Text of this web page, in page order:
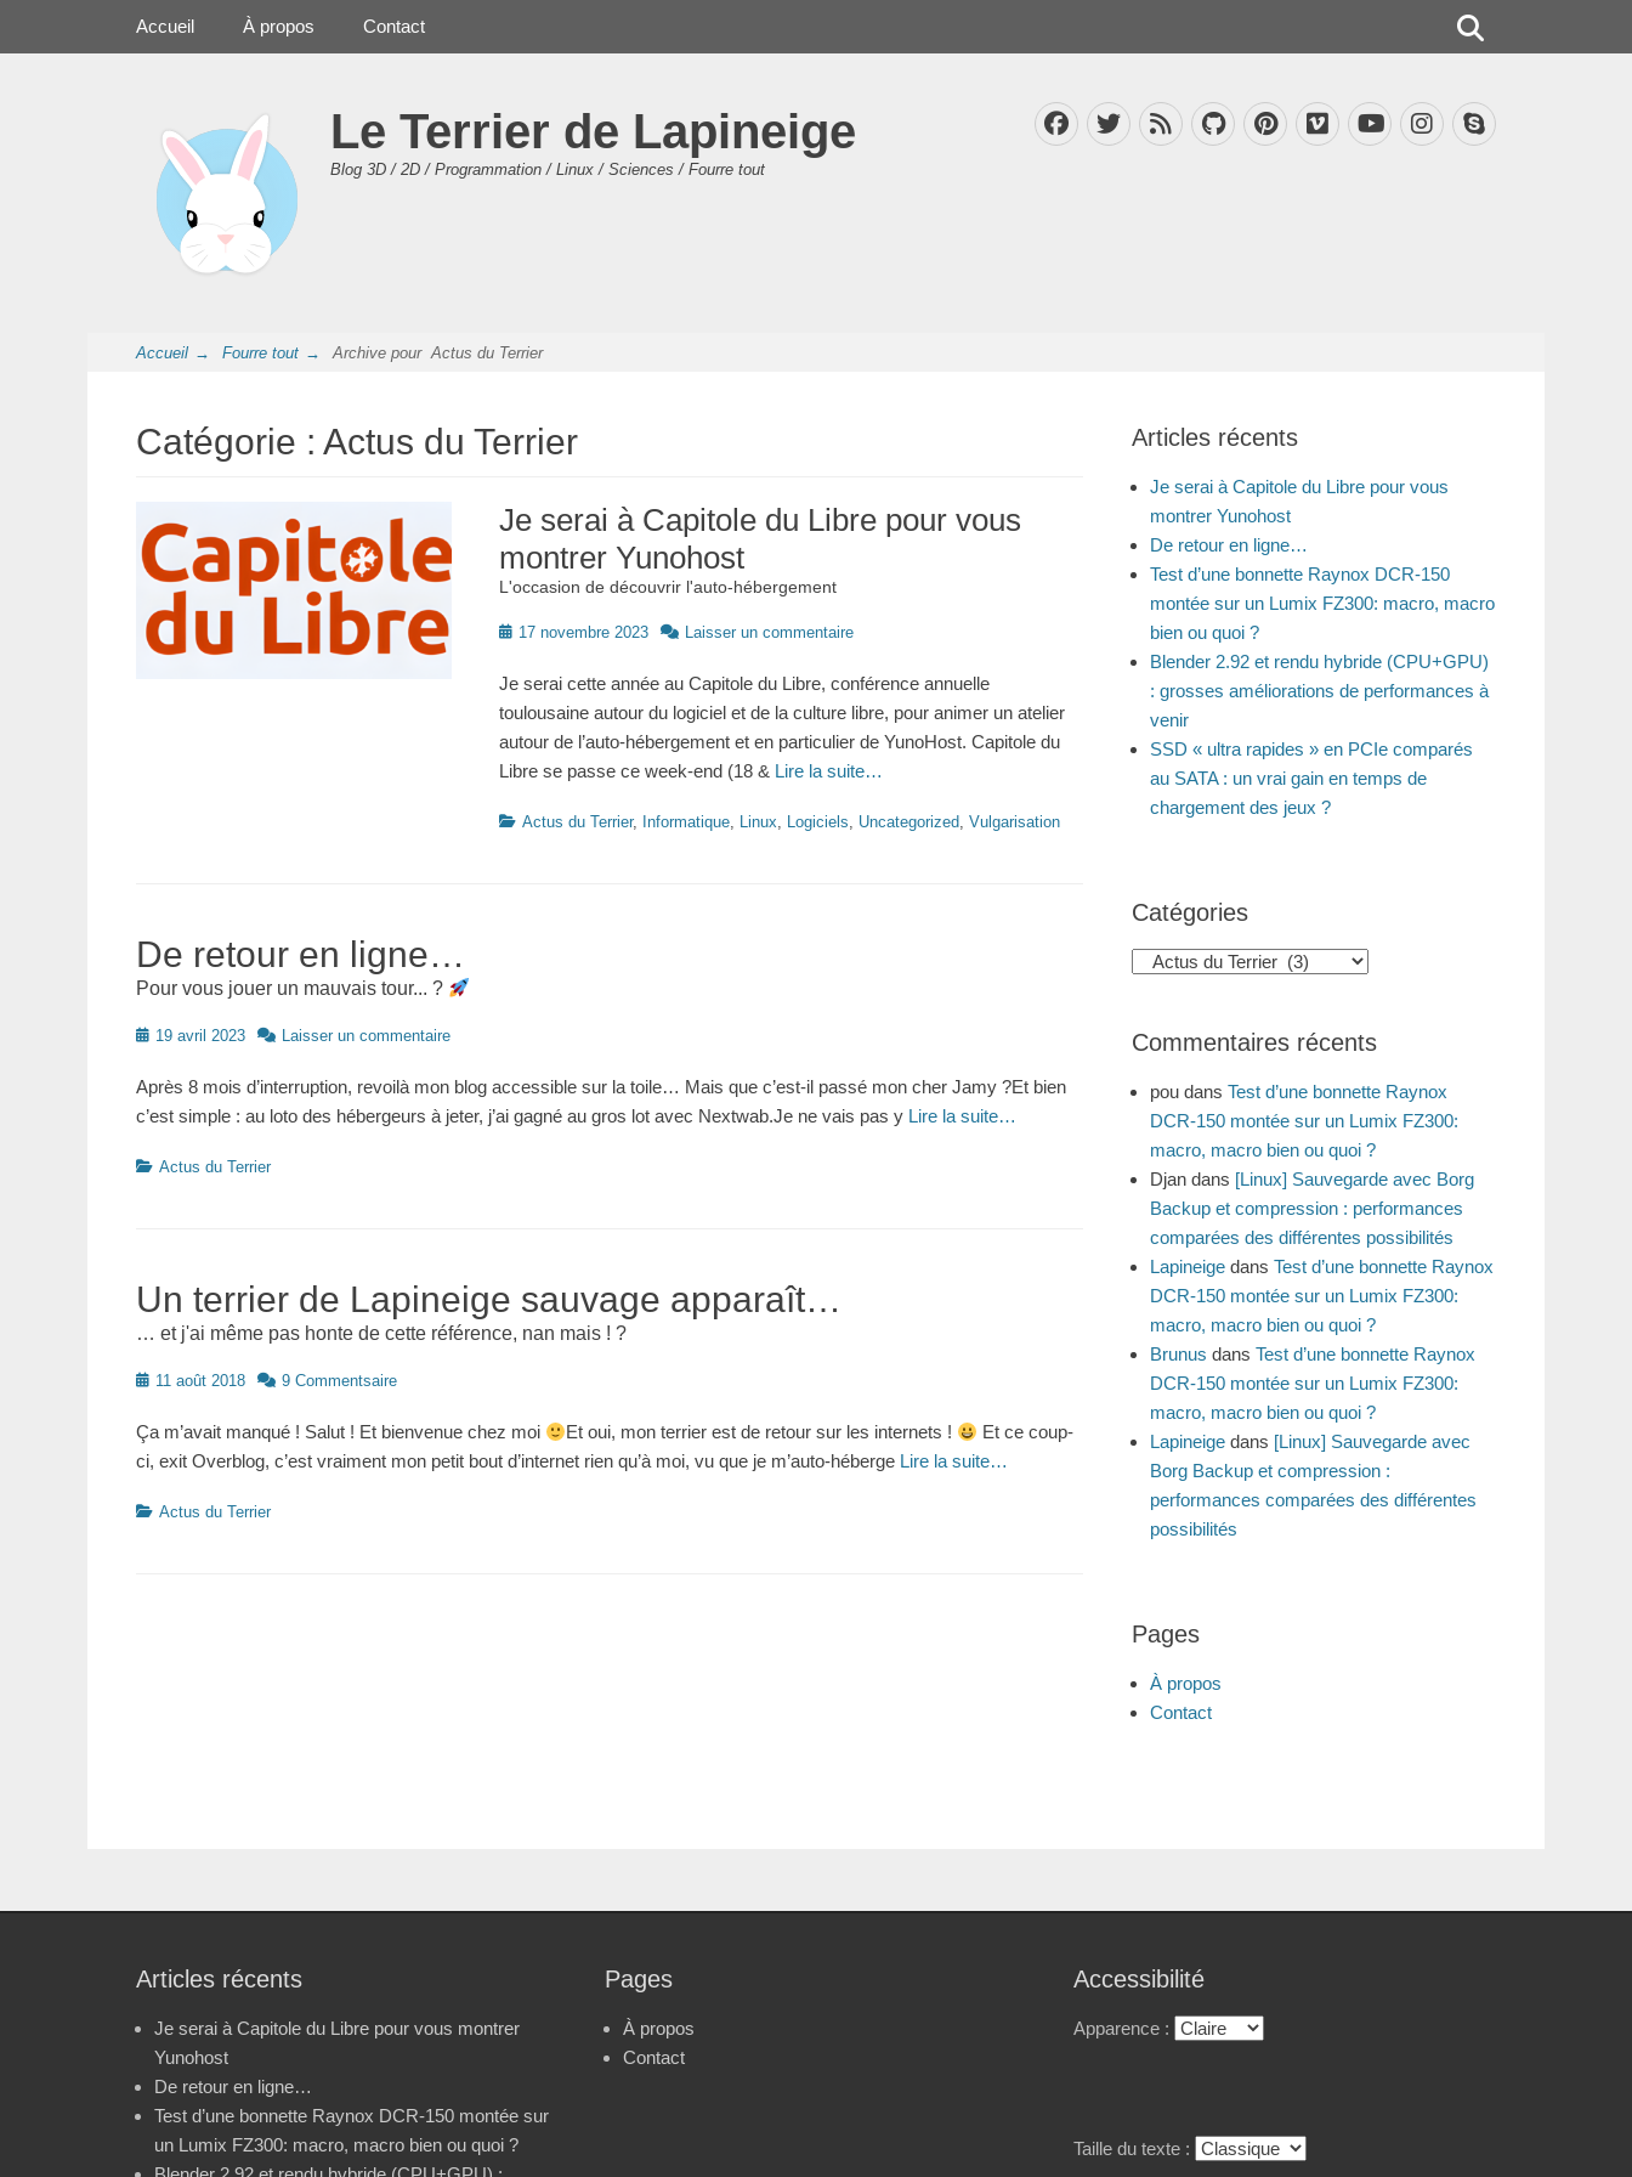
Le Terrier de Lapineige
Blog 3D / 2D / Programmation / Linux / Sciences / Fourre tout
Facebook
Twitter
FeedGitHubPinterest
Vimeo
YouTube
Instagram
Skype
Premier Menu
Accueil À propos Contact
Accueil → Fourre tout → Archive pourActus du Terrier
Catégorie : Actus du Terrier
Je serai à Capitole du Libre pour vous
montrer Yunohost
L'occasion de découvrir l'auto-hébergement
Posté17 novembre 2023 Laisser un commentaire
Je serai cette année au Capitole du Libre, conférence annuelle
toulousaine autour du logiciel et de la culture libre, pour animer un atelier
autour de l’auto-hébergement et en particulier de YunoHost. Capitole du
Libre se passe ce week-end (18 & Lire la suite…
Catégories
Actus du Terrier, Informatique, Linux, Logiciels, Uncategorized, Vulgarisation
De retour en ligne…
Pour vous jouer un mauvais tour... ?
Posté19 avril 2023 Laisser un commentaire
Après 8 mois d’interruption, revoilà mon blog accessible sur la toile… Mais que c’est-il passé mon cher Jamy ?Et bien
c’est simple : au loto des hébergeurs à jeter, j’ai gagné au gros lot avec Nextwab.Je ne vais pas y Lire la suite…
Catégories
Actus du Terrier
Un terrier de Lapineige sauvage apparaît…
… et j'ai même pas honte de cette référence, nan mais ! ?
Posté11 août 2018 9 Commentsaire
Ça m’avait manqué ! Salut ! Et bienvenue chez moi Et oui, mon terrier est de retour sur les internets !
Et ce coup-
ci, exit Overblog, c’est vraiment mon petit bout d’internet rien qu’à moi, vu que je m’auto-héberge Lire la suite…
Catégories
Actus du Terrier
Articles récents
Je serai à Capitole du Libre pour vous
montrer Yunohost
De retour en ligne…
Test d’une bonnette Raynox DCR-150
montée sur un Lumix FZ300: macro, macro
bien ou quoi ?
Blender 2.92 et rendu hybride (CPU+GPU)
: grosses améliorations de performances à
venir
SSD « ultra rapides » en PCIe comparés
au SATA : un vrai gain en temps de
chargement des jeux ?
Catégories
Catégories
Commentaires récents
pou dans Test d’une bonnette Raynox
DCR-150 montée sur un Lumix FZ300:
macro, macro bien ou quoi ?
Djan dans [Linux] Sauvegarde avec Borg
Backup et compression : performances
comparées des différentes possibilités
Lapineige dans Test d’une bonnette Raynox
DCR-150 montée sur un Lumix FZ300:
macro, macro bien ou quoi ?
Brunus dans Test d’une bonnette Raynox
DCR-150 montée sur un Lumix FZ300:
macro, macro bien ou quoi ?
Lapineige dans [Linux] Sauvegarde avec
Borg Backup et compression :
performances comparées des différentes
possibilités
Pages
À propos
Contact
Articles récents
Je serai à Capitole du Libre pour vous montrer
Yunohost
De retour en ligne…
Test d’une bonnette Raynox DCR-150 montée sur
un Lumix FZ300: macro, macro bien ou quoi ?
Pages
À propos
Contact
Accessibilité
Apparence :
Taille du texte :